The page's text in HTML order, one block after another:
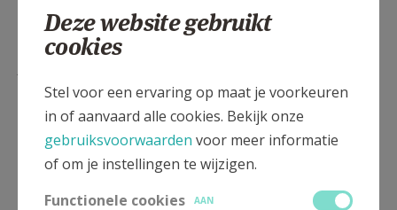
Lees meer
Deze website gebruikt
cookies
Stel voor een ervaring op maat je voorkeuren
in of aanvaard alle cookies. Bekijk onze
gebruiksvoorwaarden voor meer informatie
of om je instellingen te wijzigen.
Functionele cookies
AAN